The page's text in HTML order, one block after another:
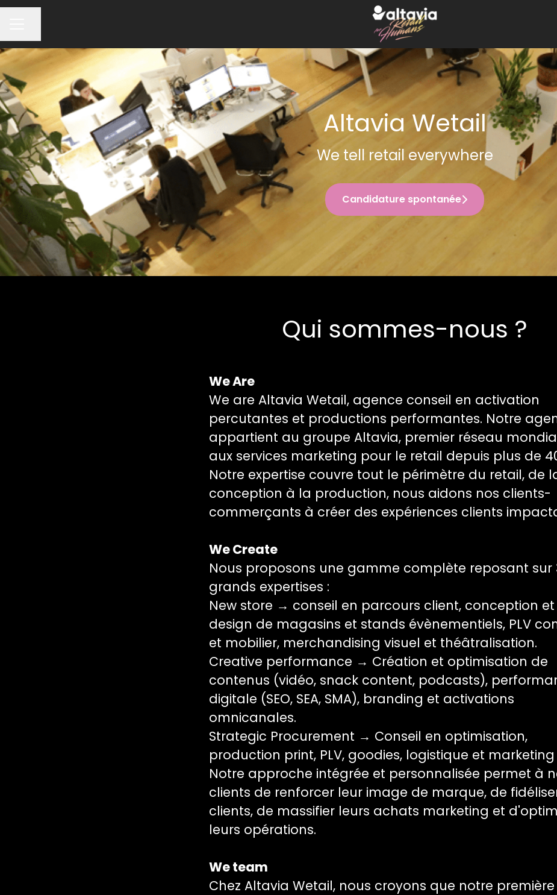
Altavia Wetail
We tell retail everywhere
Candidature spontanée
Qui sommes-nous ?
We Are
We are Altavia Wetail, agence conseil en activation
percutantes et productions performantes. Notre
appartient au groupe Altavia, premier réseau
aux services marketing pour le retail depuis plus de
Notre expertise couvre tout le périmètre du retail, de
conception à la production, nous aidons nos clients-
commerçants à créer des expériences clients
We Create
Nous proposons une gamme complète reposant sur
grands expertises :
New store → conseil en parcours client, conception et
design de magasins et stands évènementiels, PLV
et mobilier, merchandising visuel et théâtralisation.
Creative performance → Création et optimisation de
contenus (vidéo, snack content, podcasts),
digitale (SEO, SEA, SMA), branding et activations
omnicanales.
Strategic Procurement → Conseil en optimisation,
production print, PLV, goodies, logistique et
Notre approche intégrée et personnalisée permet à
clients de renforcer leur image de marque, de
clients, de massifier leurs achats marketing et
leurs opérations.
We team
Chez Altavia Wetail, nous croyons que notre première